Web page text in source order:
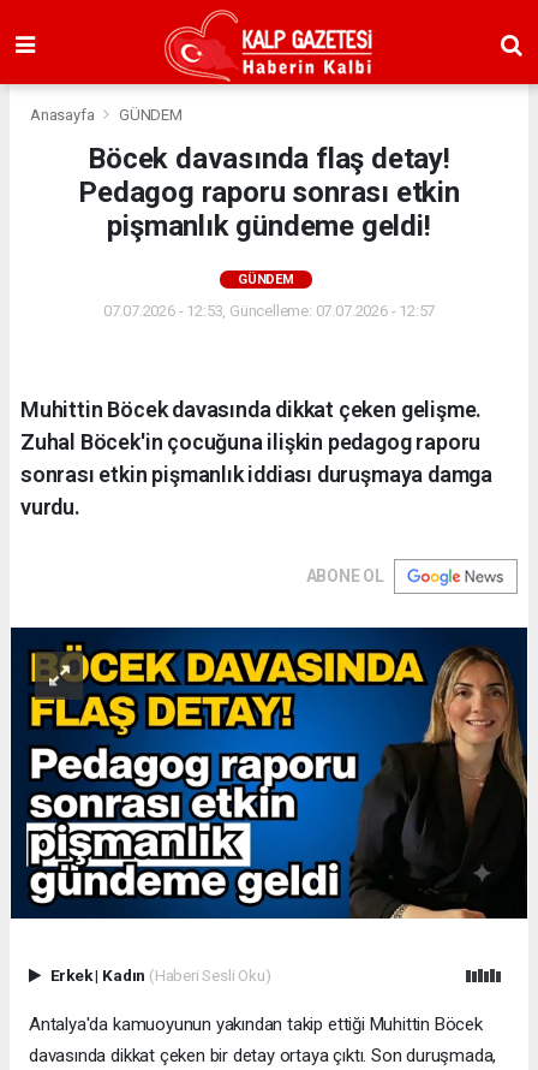
Anasayfa GÜNDEM
Böcek davasında flaş detay!
Pedagog raporu sonrası etkin
pişmanlık gündeme geldi!
GÜNDEM
07.07.2026 - 12:53, Güncelleme: 07.07.2026 - 12:57
Muhittin Böcek davasında dikkat çeken gelişme.
Zuhal Böcek'in çocuğuna ilişkin pedagog raporu
sonrası etkin pişmanlık iddiası duruşmaya damga
vurdu.
ABONE OL
Erkek| Kadın (Haberi Sesli Oku)
Antalya'da kamuoyunun yakından takip ettiği Muhittin Böcek
davasında dikkat çeken bir detay ortaya çıktı. Son duruşmada,